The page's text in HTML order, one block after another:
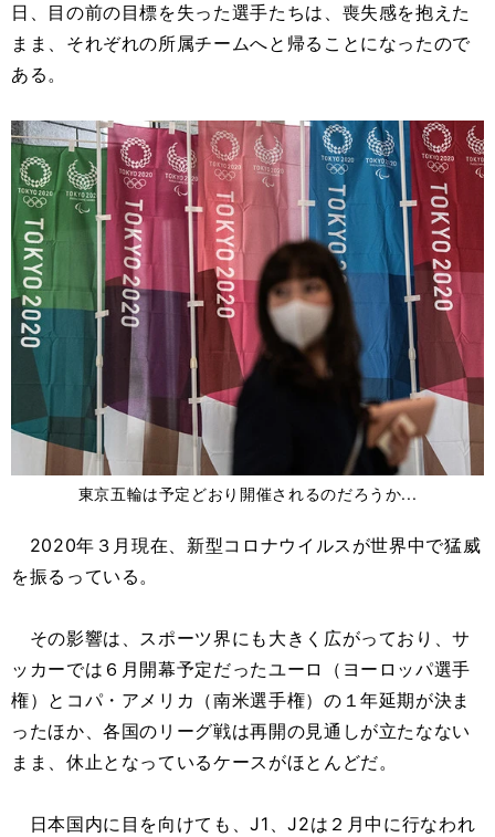
日、目の前の目標を失った選手たちは、喪失感を抱えた
まま、それぞれの所属チームへと帰ることになったので
ある。
東京五輪は予定どおり開催されるのだろうか...
2020年３月現在、新型コロナウイルスが世界中で猛威
を振るっている。
その影響は、スポーツ界にも大きく広がっており、サ
ッカーでは６月開幕予定だったユーロ（ヨーロッパ選手
権）とコパ・アメリカ（南米選手権）の１年延期が決ま
ったほか、各国のリーグ戦は再開の見通しが立たなない
まま、休止となっているケースがほとんどだ。
日本国内に目を向けても、J1、J2は２月中に行なわれ